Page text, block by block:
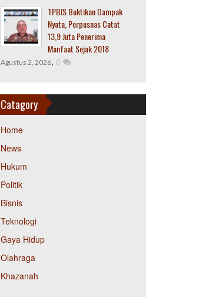
TPBIS Buktikan Dampak
Nyata, Perpusnas Catat
13,9 Juta Penerima
Manfaat Sejak 2018
Agustus 2, 2026, 0
Catagory
Home
News
Hukum
Politik
Bisnis
Teknologi
Gaya Hidup
Olahraga
Khazanah